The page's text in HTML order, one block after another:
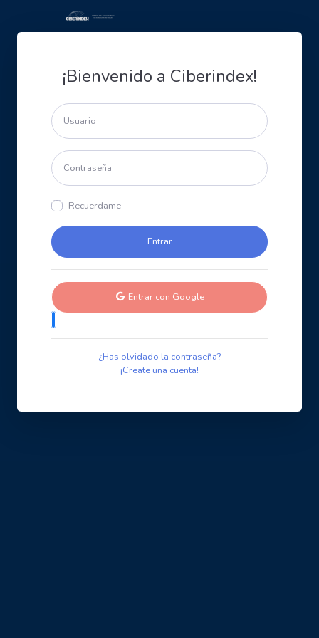
¡Bienvenido a Ciberindex!
Recuerdame
Entrar con Google
¿Has olvidado la contraseña?
¡Create una cuenta!